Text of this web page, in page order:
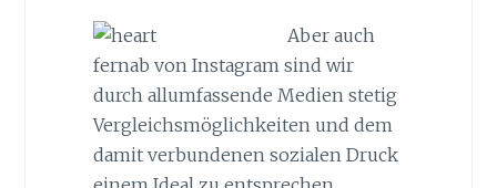
Aber auch
fernab von Instagram sind wir
durch allumfassende Medien stetig
Vergleichsmöglichkeiten und dem
damit verbundenen sozialen Druck